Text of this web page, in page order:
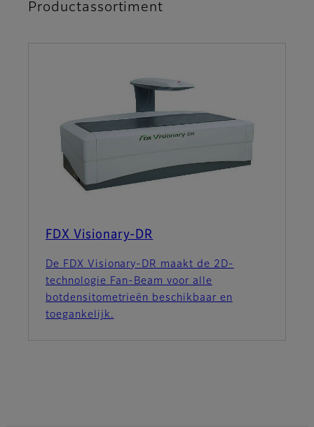
Productassortiment
FDX Visionary-DR
De FDX Visionary-DR maakt de 2D-
technologie Fan-Beam voor alle
botdensitometrieën beschikbaar en
toegankelijk.